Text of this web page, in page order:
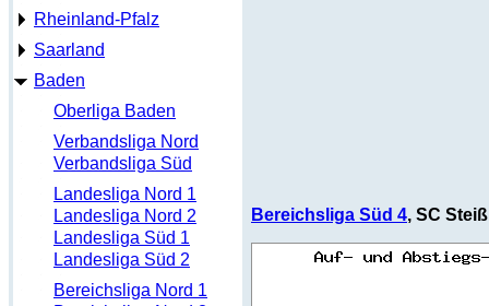
Rheinland-Pfalz
Saarland
Baden
Oberliga Baden
Verbandsliga Nord
Verbandsliga Süd
Landesliga Nord 1
Landesliga Nord 2
Landesliga Süd 1
Landesliga Süd 2
Bereichsliga Nord 1
Bereichsliga Süd 4, SC